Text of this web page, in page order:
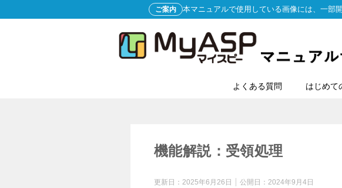
ご案内 本マニュアルで使用している画像には、一部
よくある質問 はじめて
機能解説：受領処理
更新日： 2025年6月26日 公開日： 2024年9月4日